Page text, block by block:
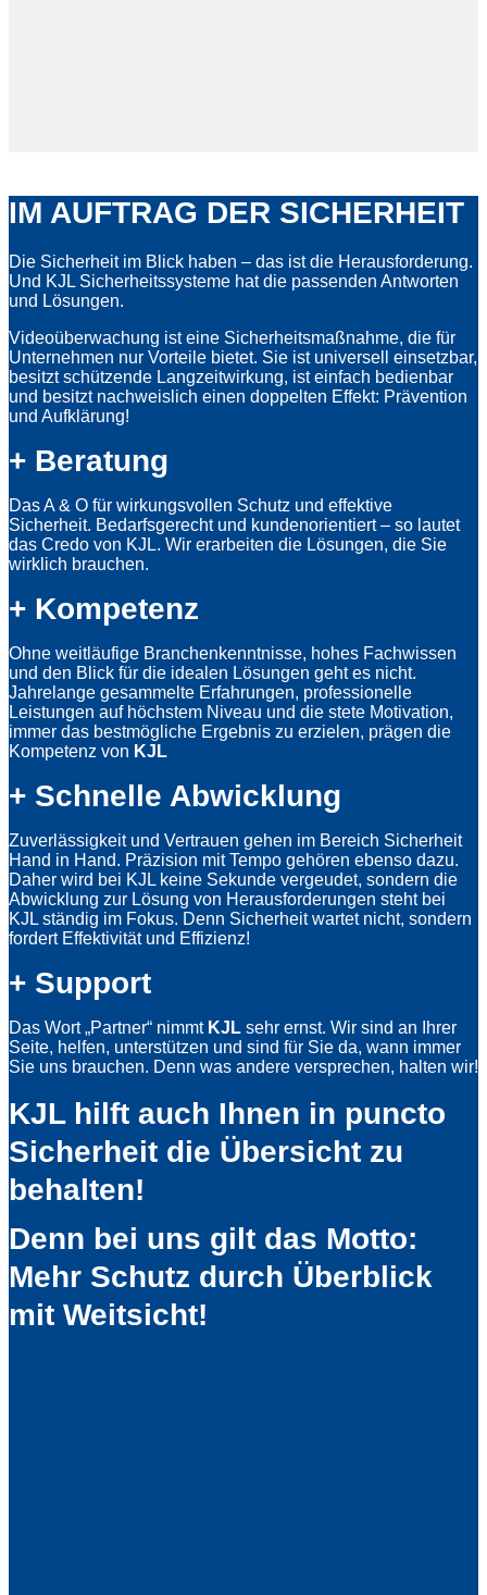
IM AUFTRAG DER SICHERHEIT
Die Sicherheit im Blick haben – das ist die Herausforderung.
Und KJL Sicherheitssysteme hat die passenden Antworten
und Lösungen.
Videoüberwachung ist eine Sicherheitsmaßnahme, die für
Unternehmen nur Vorteile bietet. Sie ist universell einsetzbar,
besitzt schützende Langzeitwirkung, ist einfach bedienbar
und besitzt nachweislich einen doppelten Effekt: Prävention
und Aufklärung!
+ Beratung
Das A & O für wirkungsvollen Schutz und effektive
Sicherheit. Bedarfsgerecht und kundenorientiert – so lautet
das Credo von KJL. Wir erarbeiten die Lösungen, die Sie
wirklich brauchen.
+ Kompetenz
Ohne weitläufige Branchenkenntnisse, hohes Fachwissen
und den Blick für die idealen Lösungen geht es nicht.
Jahrelange gesammelte Erfahrungen, professionelle
Leistungen auf höchstem Niveau und die stete Motivation,
immer das bestmögliche Ergebnis zu erzielen, prägen die
Kompetenz von KJL
+ Schnelle Abwicklung
Zuverlässigkeit und Vertrauen gehen im Bereich Sicherheit
Hand in Hand. Präzision mit Tempo gehören ebenso dazu.
Daher wird bei KJL keine Sekunde vergeudet, sondern die
Abwicklung zur Lösung von Herausforderungen steht bei
KJL ständig im Fokus. Denn Sicherheit wartet nicht, sondern
fordert Effektivität und Effizienz!
+ Support
Das Wort „Partner“ nimmt KJL sehr ernst. Wir sind an Ihrer
Seite, helfen, unterstützen und sind für Sie da, wann immer
Sie uns brauchen. Denn was andere versprechen, halten wir!
KJL hilft auch Ihnen in puncto
Sicherheit die Übersicht zu
behalten!
Denn bei uns gilt das Motto:
Mehr Schutz durch Überblick
mit Weitsicht!